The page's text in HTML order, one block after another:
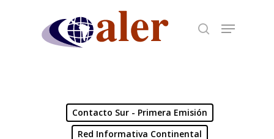
Contacto Sur - Primera Emisión
Red Informativa Continental